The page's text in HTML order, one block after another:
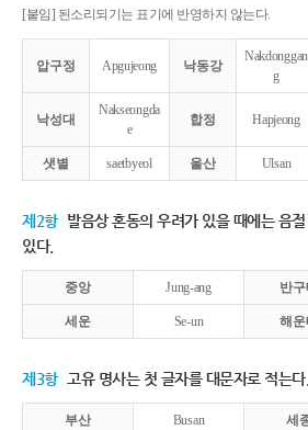
[붙임] 된소리되기는 표기에 반영하지 않는다.
압구정 Apgujeong 낙동강
Nakdonggan
g
낙성대
Nakseongda
e
합정 Hapjeong
샛별 saetbyeol 울산 Ulsan
제2항 발음상 혼동의 우려가 있을 때에는 음
있다.
중앙 Jung-ang 반구
세운 Se-un 해운
제3항 고유 명사는 첫 글자를 대문자로 적는다.
부산 Busan 세